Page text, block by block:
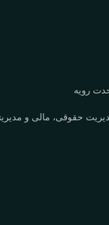
رویه
حقوقی، مالی و